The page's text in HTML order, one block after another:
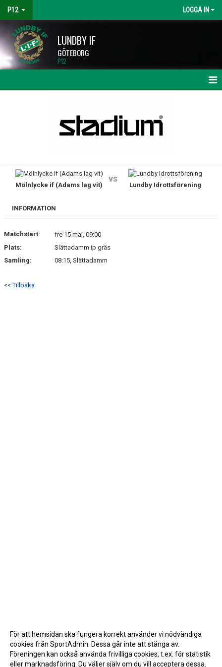
P12 LOGGA IN
LUNDBY IF
GÖTEBORG
P12
TRUPPEN
BILDGALLERI
KONTAKT
Mölnlycke if (Adams lag vit)
vs
Lundby Idrottsförening
INFORMATION
Matchstart:
fre 15 maj, 09:00
Plats:
Slättadamm ip gräs
Samling:
08:15, Slättadamm
<< Tillbaka
För att hemsidan ska fungera korrekt använder vi nödvändiga
cookies från SportAdmin. Dessa går inte att stänga av.
Föreningen kan också använda frivilliga cookies, t.ex. för statistik
eller marknadsföring. Du väljer själv om du vill acceptera dessa.